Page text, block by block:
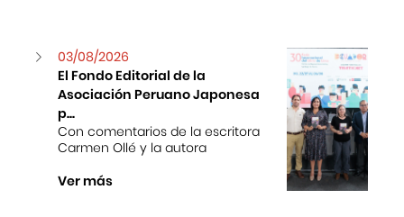
03/08/2026
El Fondo Editorial de la
Asociación Peruano Japonesa
p...
Con comentarios de la escritora
Carmen Ollé y la autora
Ver más